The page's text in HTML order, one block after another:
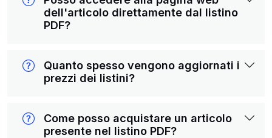
dell'articolo direttamente dal listino
PDF?
Quanto spesso vengono aggiornati i
prezzi dei listini?
Come posso acquistare un articolo
presente nel listino PDF?